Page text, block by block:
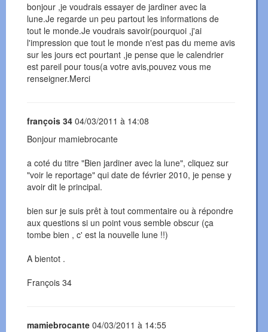
bonjour ,je voudrais essayer de jardiner avec la
lune.Je regarde un peu partout les informations de
tout le monde.Je voudrais savoir(pourquoi ,j'ai
l'impression que tout le monde n'est pas du meme avis
sur les jours ect pourtant ,je pense que le calendrier
est pareil pour tous(a votre avis,pouvez vous me
renseigner.Merci
françois 34 04/03/2011 à 14:08
Bonjour mamiebrocante
a coté du titre "Bien jardiner avec la lune", cliquez sur
"voir le reportage" qui date de février 2010, je pense y
avoir dit le principal.
bien sur je suis prêt à tout commentaire ou à répondre
aux questions si un point vous semble obscur (ça
tombe bien , c' est la nouvelle lune !!)
A bientot .
François 34
mamiebrocante 04/03/2011 à 14:55